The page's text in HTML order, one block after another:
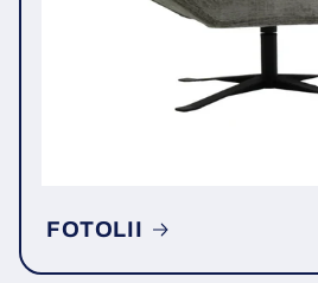
FOTOLII